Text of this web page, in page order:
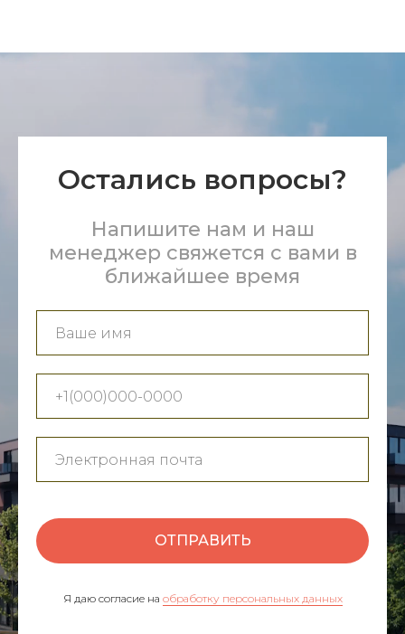
Остались вопросы?
Напишите нам и наш
менеджер свяжется с вами в
ближайшее время
ОТПРАВИТЬ
Я даю согласие на обработку персональных данных